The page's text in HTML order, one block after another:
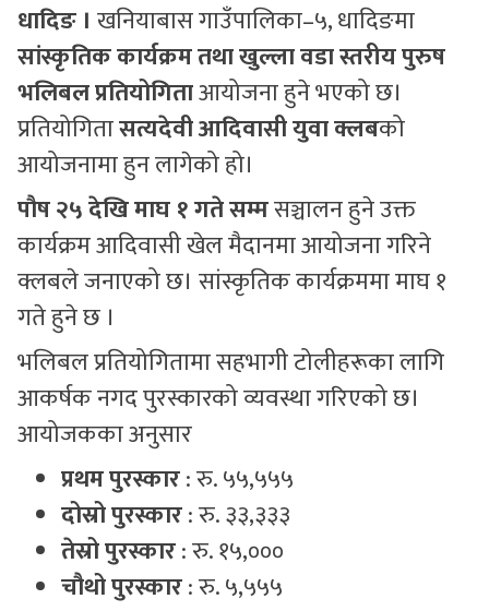
धादिङ । खनियाबास गाउँपालिका–५, धादिङमा
सांस्कृतिक कार्यक्रम तथा खुल्ला वडा स्तरीय पुरुष
भलिबल प्रतियोगिताआयोजना हुने भएको छ।
प्रतियोगितासत्यदेवी आदिवासी युवा क्लबको
आयोजनामा हुन लागेको हो।
पौष २५ देखि माघ १ गते सम्मसञ्चालन हुने उक्त
कार्यक्रम आदिवासी खेल मैदानमा आयोजना गरिने
क्लबले जनाएको छ। सांस्कृतिक कार्यक्रममा माघ १
गते हुने छ ।
भलिबल प्रतियोगितामा सहभागी टोलीहरूका लागि
आकर्षक नगद पुरस्कारको व्यवस्था गरिएको छ।
आयोजकका अनुसार
प्रथम पुरस्कार: रु. ५५,५५५
दोस्रो पुरस्कार: रु. ३३,३३३
तेस्रो पुरस्कार: रु. १५,०००
चौथो पुरस्कार: रु. ५,५५५